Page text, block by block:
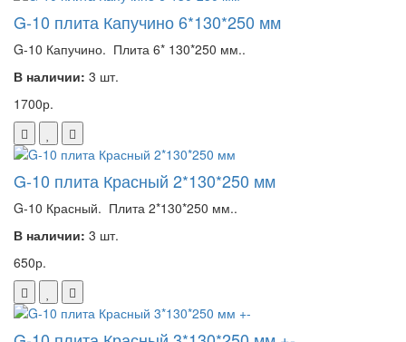
G-10 плита Капучино 6*130*250 мм
G-10 Капучино. Плита 6* 130*250 мм..
В наличии: 3 шт.
1700р.
G-10 плита Красный 2*130*250 мм
G-10 Красный. Плита 2*130*250 мм..
В наличии: 3 шт.
650р.